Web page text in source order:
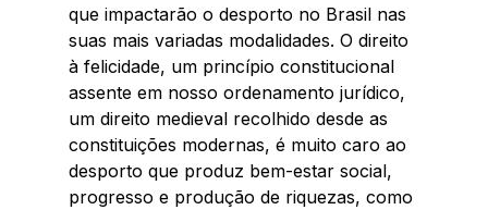
que impactarão o desporto no Brasil nas
suas mais variadas modalidades. O direito
à felicidade, um princípio constitucional
assente em nosso ordenamento jurídico,
um direito medieval recolhido desde as
constituições modernas, é muito caro ao
desporto que produz bem-estar social,
progresso e produção de riquezas, como